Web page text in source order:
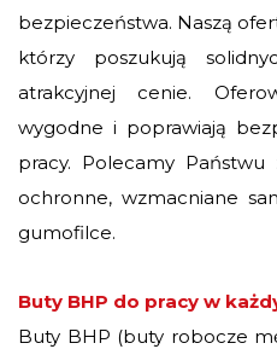
bezpieczeństwa. Naszą
którzy poszukują
atrakcyjnej cenie.
wygodne i poprawiają
pracy. Polecamy Państwu
ochronne, wzmacniane
gumofilce.
Buty BHP do pracy w
Buty BHP (buty robocze